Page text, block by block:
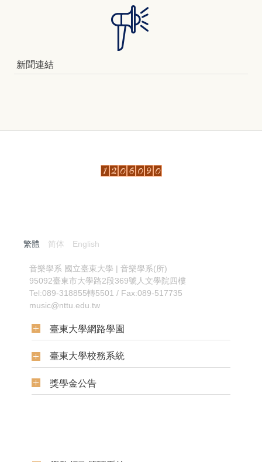
新聞連結
繁體 简体
English
音樂學系 國立臺東大學 | 音樂學系(所)
95092臺東市大學路2段369號人文學院四樓
Tel:089-318855轉5501 / Fax:089-517735
music@nttu.edu.tw
臺東大學網路學園
臺東大學校務系統
獎學金公告